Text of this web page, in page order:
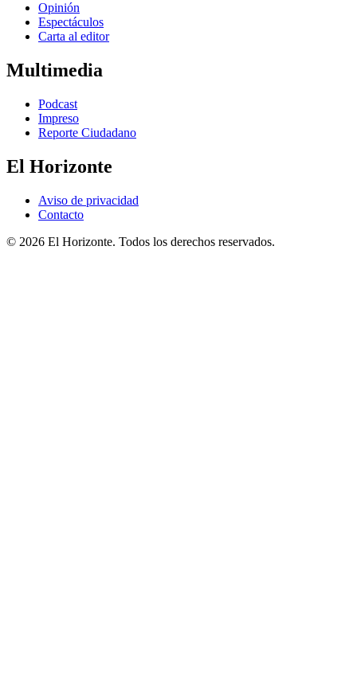
Opinión
Espectáculos
Carta al editor
Multimedia
Podcast
Impreso
Reporte Ciudadano
El Horizonte
Aviso de privacidad
Contacto
© 2026 El Horizonte. Todos los derechos reservados.